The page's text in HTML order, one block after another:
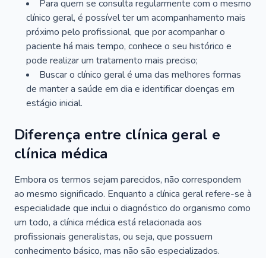
Para quem se consulta regularmente com o mesmo
clínico geral, é possível ter um acompanhamento mais
próximo pelo profissional, que por acompanhar o
paciente há mais tempo, conhece o seu histórico e
pode realizar um tratamento mais preciso;
Buscar o clínico geral é uma das melhores formas
de manter a saúde em dia e identificar doenças em
estágio inicial.
Diferença entre clínica geral e
clínica médica
Embora os termos sejam parecidos, não correspondem
ao mesmo significado. Enquanto a clínica geral refere-se à
especialidade que inclui o diagnóstico do organismo como
um todo, a clínica médica está relacionada aos
profissionais generalistas, ou seja, que possuem
conhecimento básico, mas não são especializados.